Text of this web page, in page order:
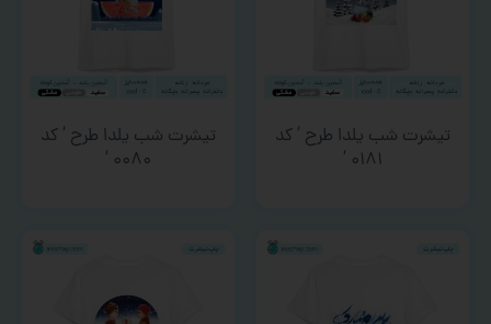
تیشرت شب یلدا طرح ‘ کد
۰۱۸۱ ‘
تیشرت شب یلدا طرح ‘ کد
۰۰۸۰ ‘